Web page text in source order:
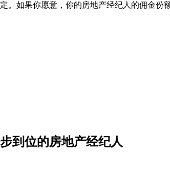
如果你愿意，你的房地产经纪人的佣金份
到位的房地产经纪人